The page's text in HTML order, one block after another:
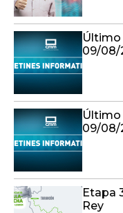
Último
09/08/
Último
09/08/
Etapa
Rey